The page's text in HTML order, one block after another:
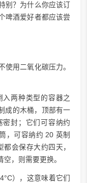
别？为什么你应该订
啤酒爱好者都应该尝
使用二氧化碳压力。
两种类型的容器之
成的木桶，顶部有一
封；它们可容纳约
，可容纳约 20 英制
会保存大约四天，
，则需要更换。
），这意味着它们